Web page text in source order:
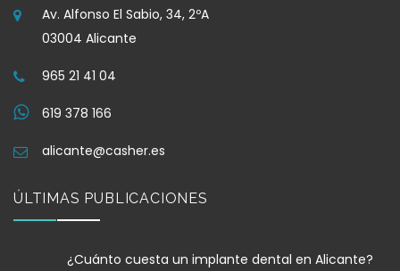
Av. Alfonso El Sabio, 34, 2ºA
03004 Alicante
965 21 41 04
619 378 166
alicante@casher.es
ÚLTIMAS PUBLICACIONES
¿Cuánto cuesta un implante dental en Alicante?